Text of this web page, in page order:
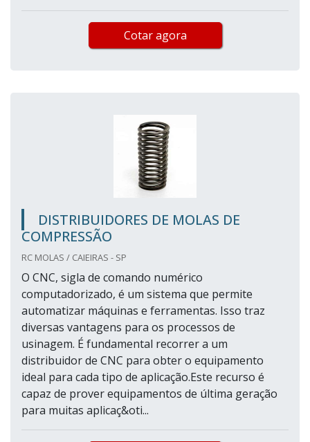
Cotar agora
DISTRIBUIDORES DE MOLAS DE
COMPRESSÃO
RC MOLAS / CAIEIRAS - SP
O CNC, sigla de comando numérico
computadorizado, é um sistema que permite
automatizar máquinas e ferramentas. Isso traz
diversas vantagens para os processos de
usinagem. É fundamental recorrer a um
distribuidor de CNC para obter o equipamento
ideal para cada tipo de aplicação.Este recurso é
capaz de prover equipamentos de última geração
para muitas aplicaç&oti...